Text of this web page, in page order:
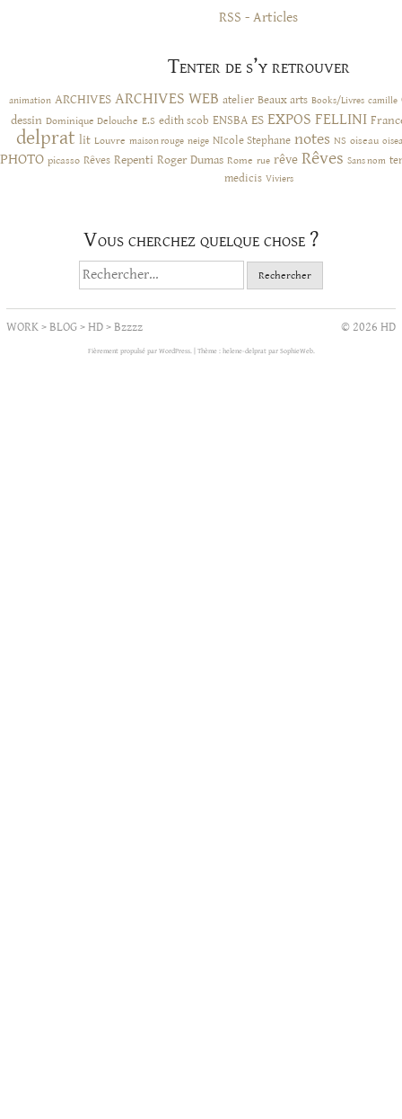
RSS - Articles
Tenter de s’y retrouver
animation ARCHIVES ARCHIVES WEB atelier Beaux arts Books/Livres camille
dessin Dominique Delouche E.S edith scob ENSBA ES EXPOS FELLINI
delprat lit Louvre maison rouge neige NIcole Stephane notes NS oiseau
PHOTO picasso Rêves Repenti Roger Dumas Rome rue rêve Rêves Sans nom
medicis Viviers
Vous cherchez quelque chose ?
Rechercher :
WORK>BLOG>HD>Bzzzz © 2026 HD
Fièrement propulsé par WordPress. Thème : helene-delprat par SophieWeb.